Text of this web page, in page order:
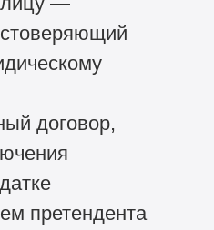
договор,
претендента